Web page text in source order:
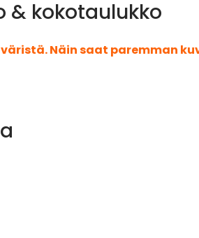
& kokotaulukko
väristä. Näin saat paremman